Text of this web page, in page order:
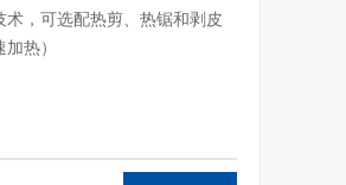
，可选配热剪、热锯和剥皮
热）